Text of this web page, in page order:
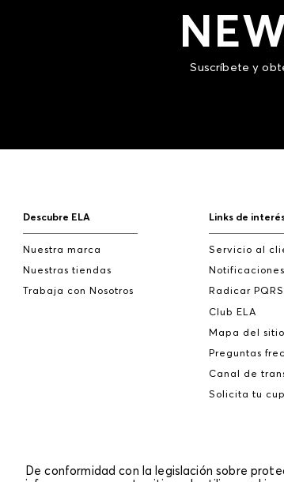
Suscríbete y
Descubre ELA
Nuestra marca
Nuestras tiendas
Trabaja con Nosotros
Links de
Servicio al
Radicar PQRS
Club ELA
Mapa del sitio
Preguntas
Canal de
Solicita tu
De conformidad con la legislación sobre